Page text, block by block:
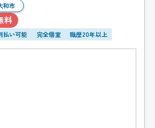
和市
料
払い可能 完全個室 職歴20年以上